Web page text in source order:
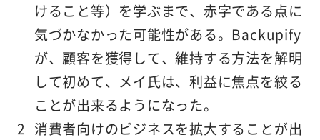
けること等）を学ぶまで、赤字である点に
気づかなかった可能性がある。Backupify
が、顧客を獲得して、維持する方法を解明
して初めて、メイ氏は、利益に焦点を絞る
ことが出来るようになった。
消費者向けのビジネスを拡大することが出